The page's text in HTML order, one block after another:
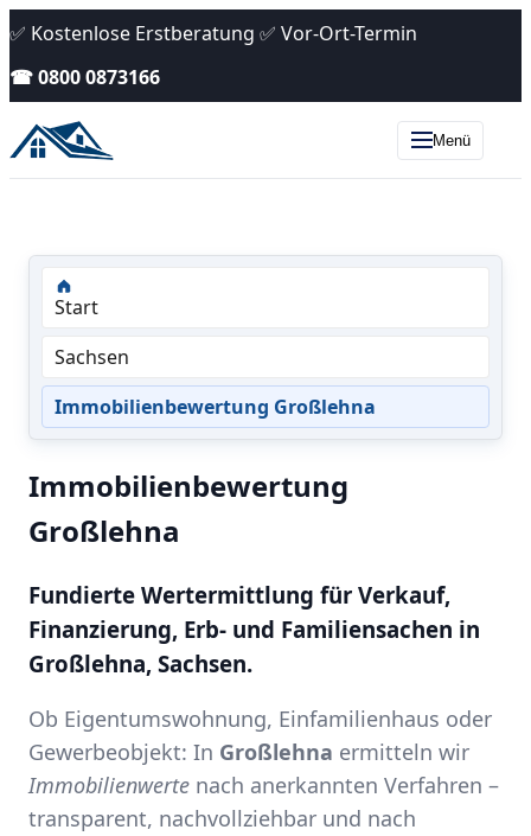
✅ Kostenlose Erstberatung ✅ Vor-Ort-Termin
☎ 0800 0873166
Menü
Start
Sachsen
Immobilienbewertung Großlehna
Immobilienbewertung
Großlehna
Fundierte Wertermittlung für Verkauf,
Finanzierung, Erb- und Familiensachen in
Großlehna, Sachsen.
Ob Eigentumswohnung, Einfamilienhaus oder
Gewerbeobjekt: In Großlehna ermitteln wir
Immobilienwerte nach anerkannten Verfahren –
transparent, nachvollziehbar und nach